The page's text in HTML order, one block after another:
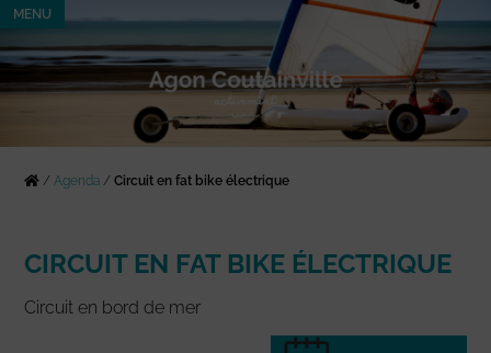
MENU
/Agenda /Circuit en fat bike électrique
CIRCUIT EN FAT BIKE ÉLECTRIQUE
Circuit en bord de mer